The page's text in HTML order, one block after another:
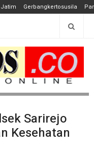
Jatim Gerbangkertosusila
Sarirejo
Kesehatan